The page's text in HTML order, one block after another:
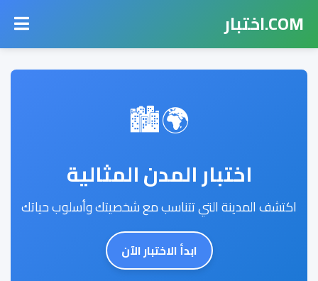
COM.اختبار
🌍🏙️
اختبار المدن المثالية
اكتشف المدينة التي تتناسب مع شخصيتك وأسلوب حياتك
ابدأ الاختبار الآن